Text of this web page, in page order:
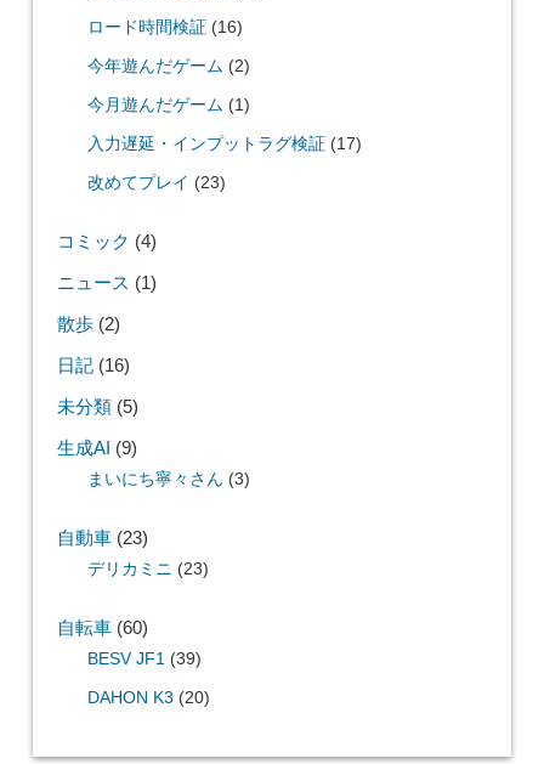
ロード時間検証 (16)
今年遊んだゲーム (2)
今月遊んだゲーム (1)
入力遅延・インプットラグ検証 (17)
改めてプレイ (23)
コミック (4)
ニュース (1)
散歩(2)
日記(16)
未分類(5)
生成AI (9)
まいにち寧々さん (3)
自動車(23)
デリカミニ (23)
自転車(60)
BESV JF1(39)
DAHON K3 (20)